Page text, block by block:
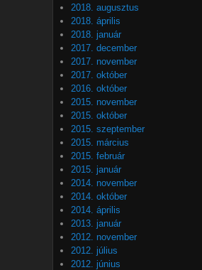
2018. augusztus
2018. április
2018. január
2017. december
2017. november
2017. október
2016. október
2015. november
2015. október
2015. szeptember
2015. március
2015. február
2015. január
2014. november
2014. október
2014. április
2013. január
2012. november
2012. július
2012. június